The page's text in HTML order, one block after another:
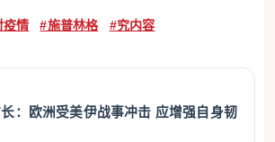
疫情 #施普林格 #究内容
：欧洲受美伊战事冲击 应增强自身韧